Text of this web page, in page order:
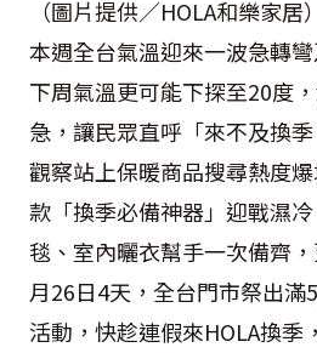
（圖片提供／HOLA和樂家居）
本週全台氣溫迎來一波急轉
下周氣溫更可能下探至20度
急，讓民眾直呼「來不及換
觀察站上保暖商品搜尋熱度
款「換季必備神器」迎戰濕
毯、室內曬衣幫手一次備齊
月26日4天，全台門市祭出滿
活動，快趁連假來HOLA換季